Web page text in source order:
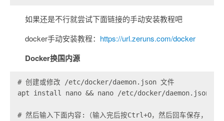
如果还是不行就尝试下面链接的手动安装教程吧
docker手动安装教程： https://url.zeruns.com/docker
Docker换国内源
# 创建或修改 /etc/docker/daemon.json 文件
apt install nano && nano /etc/docker/daemon.json
# 然后输入下面内容:（输入完后按Ctrl+O，然后回车保存，接